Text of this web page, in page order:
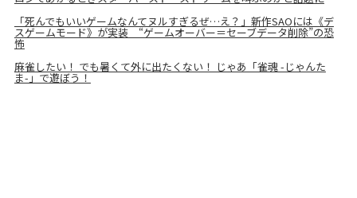
「死んでもいいゲームなんてヌルすぎるぜ…え？」新作SAOには《デ
スゲームモード》が実装 “ゲームオーバー＝セーブデータ削除”の恐
怖
麻雀したい！ でも暑くて外に出たくない！ じゃあ「雀魂 -じゃんた
ま-」で遊ぼう！